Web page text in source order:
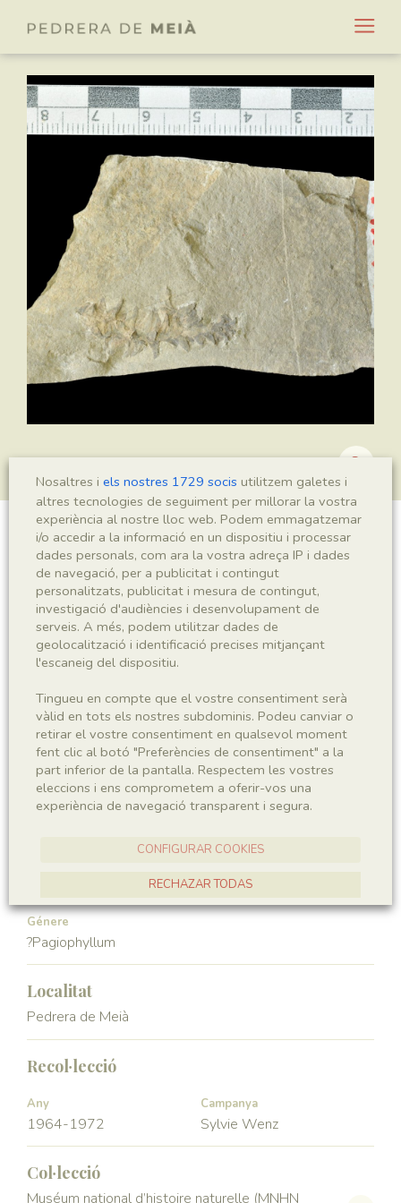
?Pagiophyllum sp.
Sigla
MNHN 17646
Taxonomia
Regne
Plantae
Phyllum
Spermatophyta
Subphyllum
Gymnospermae
Classe
Pinopsida
Araucariaceae
Génere
?Pagiophyllum
Localitat
Pedrera de Meià
Recol·lecció
Any
1964-1972
Campanya
Sylvie Wenz
Col·lecció
Muséum national d’histoire naturelle (MNHN
Nosaltres i els nostres 1729 socis utilitzem galetes i
altres tecnologies de seguiment per millorar la vostra
experiència al nostre lloc web. Podem emmagatzemar
i/o accedir a la informació en un dispositiu i processar
dades personals, com ara la vostra adreça IP i dades
de navegació, per a publicitat i contingut
personalitzats, publicitat i mesura de contingut,
investigació d'audiències i desenvolupament de
serveis. A més, podem utilitzar dades de
geolocalització i identificació precises mitjançant
l'escaneig del dispositiu.
Tingueu en compte que el vostre consentiment serà
vàlid en tots els nostres subdominis. Podeu canviar o
retirar el vostre consentiment en qualsevol moment
fent clic al botó "Preferències de consentiment" a la
part inferior de la pantalla. Respectem les vostres
eleccions i ens comprometem a oferir-vos una
experiència de navegació transparent i segura.
CONFIGURAR COOKIES
RECHAZAR TODAS
ACCEPTAR TOTES